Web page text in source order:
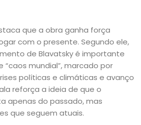
que a obra ganha força
com o presente. Segundo ele,
de Blavatsky é importante
mundial”, marcado por
políticas e climáticas e avanço
reforça a ideia de que o
apenas do passado, mas
que seguem atuais.